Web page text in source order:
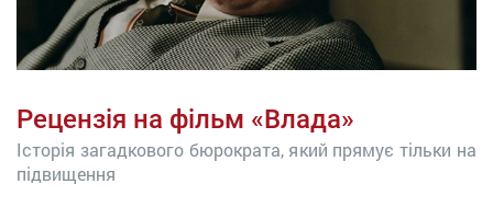
Рецензія на фільм «Влада»
Історія загадкового бюрократа, який прямує тільки на
підвищення